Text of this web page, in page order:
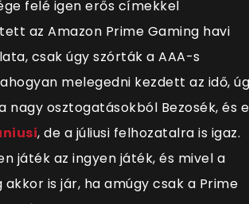
felé igen erős címekkel
az Amazon Prime Gaming havi
csak úgy szórták a AAA-s
melegedni kezdett az idő,
nagy osztogatásokból Bezosék, és
, de a júliusi felhozatalra is igaz.
játék az ingyen játék, és mivel a
akkor is jár, ha amúgy csak a Prime